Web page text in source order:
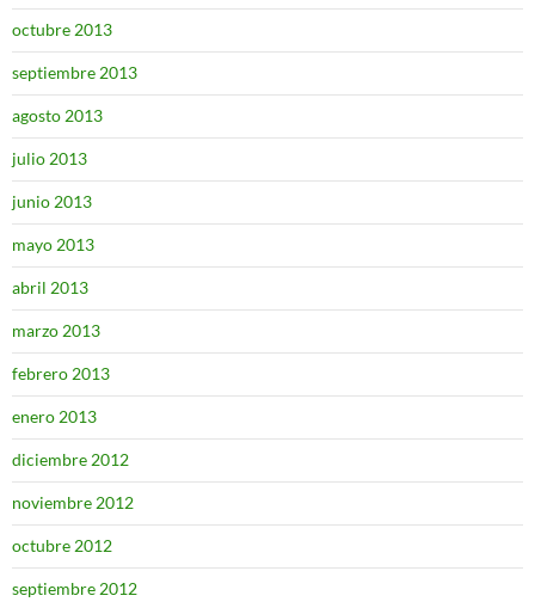
octubre 2013
septiembre 2013
agosto 2013
julio 2013
junio 2013
mayo 2013
abril 2013
marzo 2013
febrero 2013
enero 2013
diciembre 2012
noviembre 2012
octubre 2012
septiembre 2012